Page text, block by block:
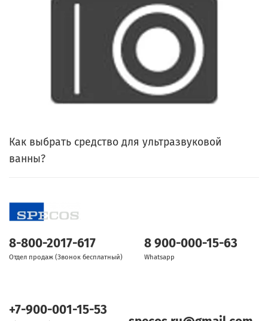
Как выбрать средство для ультразвуковой
ванны?
8-800-2017-617
Отдел продаж (Звонок бесплатный)
8 900-000-15-63
Whatsapp
+7-900-001-15-53